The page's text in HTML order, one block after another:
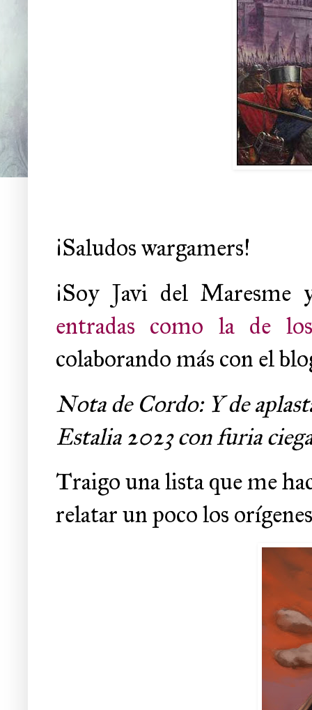
¡Saludos wargamers!
¡Soy Javi del
entradas como la de
colaborando más con el
Nota de Cordo: Y de
Estalia 2023 con furia
Traigo una lista que me
relatar un poco los